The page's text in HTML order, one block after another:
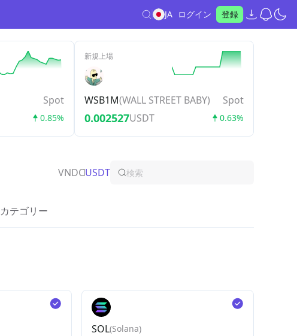
JA ログイン 登録
Spot
0.85%
新規上場
WSB1M(WALL STREET BABY) Spot
0.002527USDT 0.63%
VNDCUSDT
カテゴリー
SOL(Solana)